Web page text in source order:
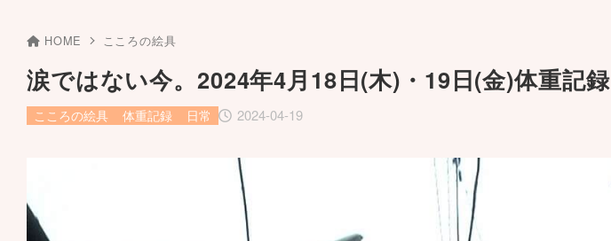
HOME こころの絵具
涙ではない今。2024年4月18日(木)・19日(金)体重記録
2024-04-19
こころの絵具 体重記録 日常